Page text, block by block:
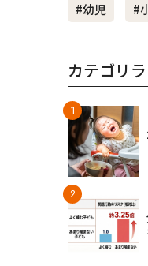
#幼児
#
カテゴリ